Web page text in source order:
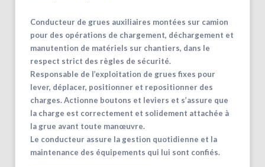
Conducteur de grues auxiliaires montées sur camion
pour des opérations de chargement, déchargement et
manutention de matériels sur chantiers, dans le
respect strict des règles de sécurité.
Responsable de l’exploitation de grues fixes pour
lever, déplacer, positionner et repositionner des
charges. Actionne boutons et leviers et s’assure que
la charge est correctement et solidement attachée à
la grue avant toute manœuvre.
Le conducteur assure la gestion quotidienne et la
maintenance des équipements qui lui sont confiés.